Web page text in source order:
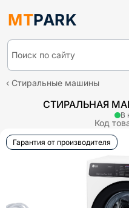
MTPARK
Поиск по сайту
Стиральные машины
СТИРАЛЬНАЯ
Код
В
Гарантия от производителя